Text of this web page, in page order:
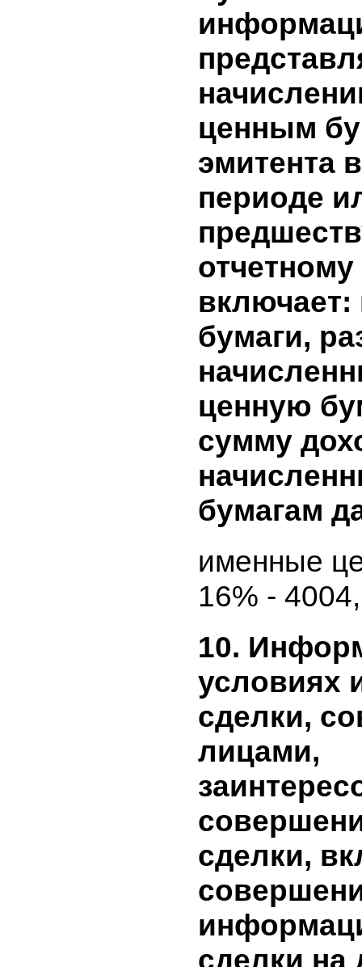
период.
не было
9.
бумагам
ценным
периоде
бумаги,
ценную
сумму
бумагам
именные
16% -